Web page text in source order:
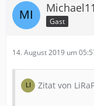
Gast
14. August 2019 um
Zitat von